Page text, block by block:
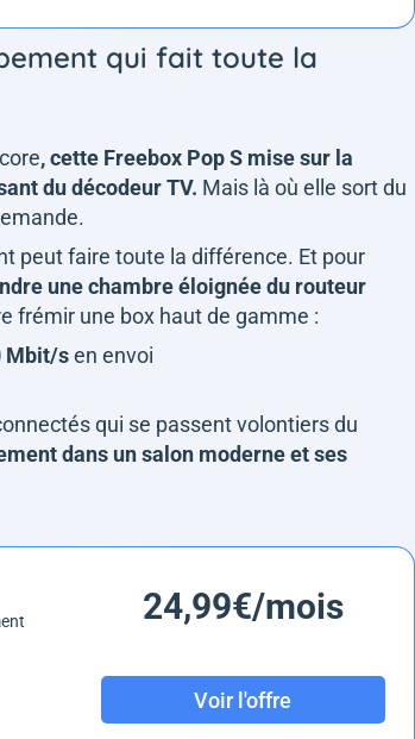
qui fait toute la
, cette Freebox Pop S mise sur la
du décodeur TV. Mais là où elle sort du
peut faire toute la différence. Et pour
une chambre éloignée du routeur
frémir une box haut de gamme :
Mbit/sen envoi
qui se passent volontiers du
dans un salon moderne et ses
24,99€/mois
Voir l'offre